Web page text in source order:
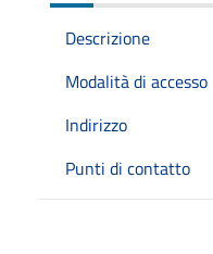
Descrizione
Modalità di accesso
Indirizzo
Punti di contatto